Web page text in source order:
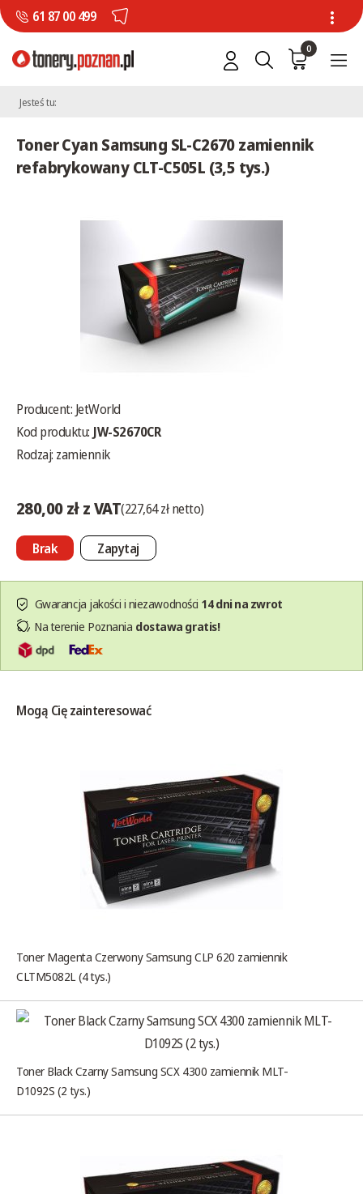
61 87 00 499
0
Jesteś tu:
Toner Cyan Samsung SL-C2670 zamiennik
refabrykowany CLT-C505L (3,5 tys.)
Producent: JetWorld
Kod produktu: JW-S2670CR
Rodzaj: zamiennik
280,00 zł z VAT(227,64 zł netto)
Brak Zapytaj
Gwarancja jakości i niezawodności 14 dni na zwrot
Na terenie Poznania dostawa gratis!
Mogą Cię zainteresować
Toner Magenta Czerwony Samsung CLP 620 zamiennik
CLTM5082L (4 tys.)
Toner Black Czarny Samsung SCX 4300 zamiennik MLT-
D1092S (2 tys.)